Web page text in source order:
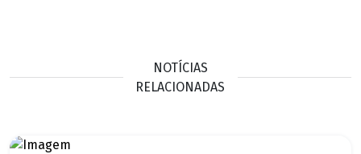
NOTÍCIAS
RELACIONADAS